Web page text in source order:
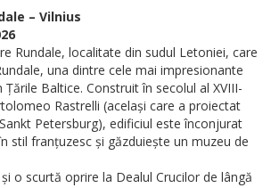
– Vilnius
Rundale, localitate din sudul Letoniei, care
una dintre cele mai impresionante
Baltice. Construit în secolul al XVIII-
Rastrelli (același care a proiectat
Petersburg), edificiul este înconjurat
stil franțuzesc și găzduiește un muzeu de
o scurtă oprire la Dealul Crucilor de lângă